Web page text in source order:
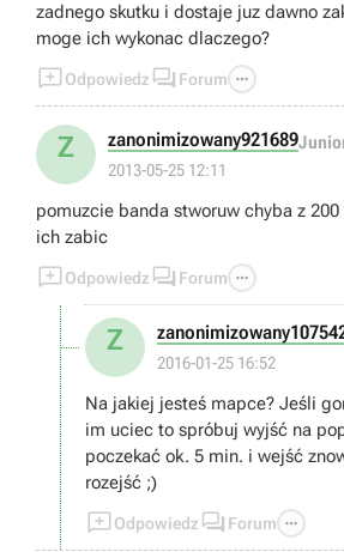
zadnego skutku i dostaje juz dawno
moge ich wykonac dlaczego?
Odpowiedz  Forum 
Z zanonimizowany921689
2013-05-25 12:11
pomuzcie banda stworuw chyba z
ich zabic
Odpowiedz  Forum 
Z
2016-01-25 16:52
Na jakiej jesteś mapce? Jeśli
im uciec to spróbuj wyjść na
poczekać ok. 5 min. i wejść
rozejść ;)
Odpowiedz  Forum 